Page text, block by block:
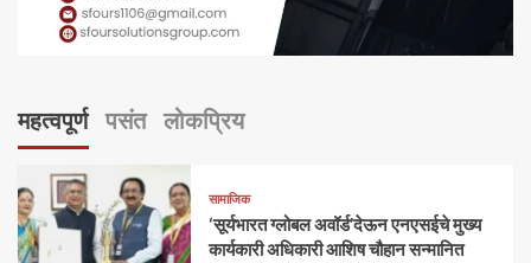
महत्वपूर्ण पसंत लोकप्रिय
सामाजिक
‘सूर्यभारत ग्लोबल अवॉर्ड’देऊन एनएसईचे मुख्य
कार्यकारी अधिकारी आशिष चौहान सन्मानित